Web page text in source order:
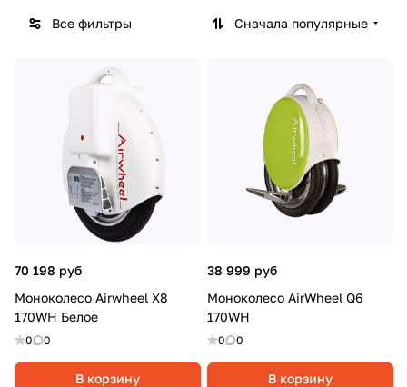
Все фильтры Сначала популярные
70 198 руб
Моноколесо Airwheel X8
170WH Белое
0 0
В корзину
38 999 руб
Моноколесо AirWheel Q6
170WH
0 0
В корзину